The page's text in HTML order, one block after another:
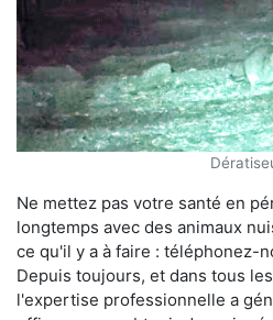
Ne mettez pas votre santé en
longtemps avec des animaux
ce qu'il y a à faire : téléphonez-
Depuis toujours, et dans tous
l'expertise professionnelle a